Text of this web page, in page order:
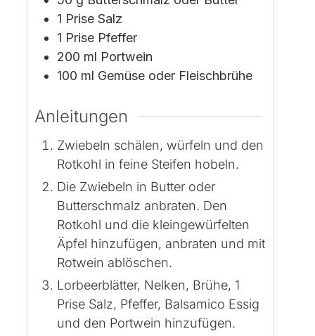
1 Prise Salz
1 Prise Pfeffer
200 ml Portwein
100 ml Gemüse oder Fleischbrühe
Anleitungen
Zwiebeln schälen, würfeln und den
Rotkohl in feine Steifen hobeln.
Die Zwiebeln in Butter oder
Butterschmalz anbraten. Den
Rotkohl und die kleingewürfelten
Äpfel hinzufügen, anbraten und mit
Rotwein ablöschen.
Lorbeerblätter, Nelken, Brühe, 1
Prise Salz, Pfeffer, Balsamico Essig
und den Portwein hinzufügen.